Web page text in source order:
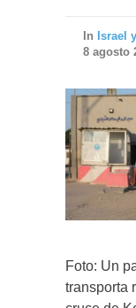
In Israel
8 agosto
Foto: Un
transporta